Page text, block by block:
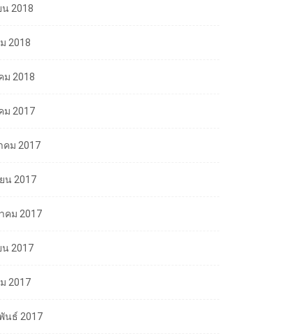
น 2018
2018
ม 2018
ม 2017
คม 2017
น 2017
คม 2017
น 2017
2017
นธ์ 2017